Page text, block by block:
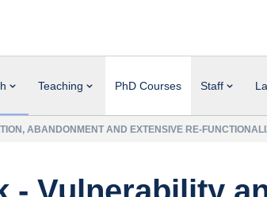
Teaching PhD Courses Staff
ABANDONMENT AND EXTENSIVE RE-